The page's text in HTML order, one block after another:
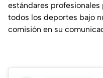
estándares
todos los deportes bajo
comisión en su